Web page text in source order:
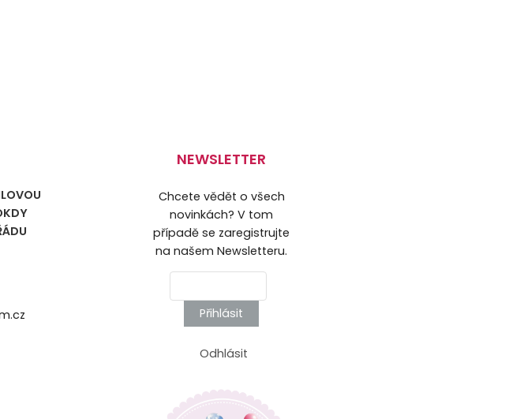
NEWSLETTER
Chcete vědět o všech
novinkách? V tom
případě se zaregistrujte
na našem Newsletteru.
Přihlásit
Odhlásit